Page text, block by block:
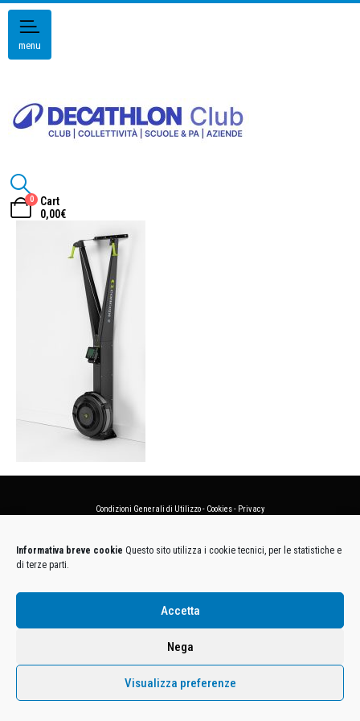
Informativa breve cookie Questo sito utilizza i cookie tecnici, per le statistiche e
di terze parti.
Accetta
Nega
Visualizza preferenze
menu
0
Cart
0,00€
Condizioni Generali di Utilizzo- Cookies- Privacy
Euro 12.500.000 i.v. - C.F. e Iscr. Reg. Imp. Monza e Brianza 02137480964 - R.E.A. MB-1370021 -
P.IVA. 11005760159 - Direzione e coordinamento art. 2497 C.C. DECATHLON SA, Villeneuve